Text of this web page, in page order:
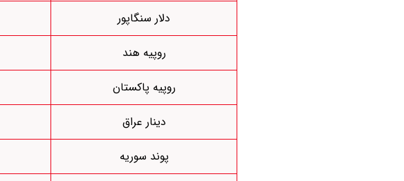
دلار سنگاپور
روپیه هند
روپیه پاکستان
دینار عراق
پوند سوریه